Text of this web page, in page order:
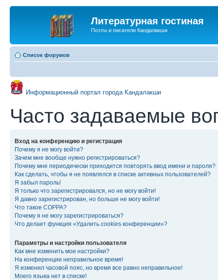
Литературная гостиная
Поэты и писатели Кандалакши
Список форумов
Информационный портал города Кандалакши
Часто задаваемые
Вход на конференцию и регистрация
Почему я не могу войти?
Зачем мне вообще нужно регистрироваться?
Почему мне периодически приходится повторять ввод имени и пароля?
Как сделать, чтобы я не появлялся в списке активных пользователей?
Я забыл пароль!
Я только что зарегистрировался, но не могу войти!
Я давно зарегистрирован, но больше не могу войти!
Что такое COPPA?
Почему я не могу зарегистрироваться?
Что делает функция «Удалить cookies конференции»?
Параметры и настройки пользователя
Как мне изменить мои настройки?
На конференции неправильное время!
Я изменил часовой пояс, но время все равно неправильное!
Моего языка нет в списке!